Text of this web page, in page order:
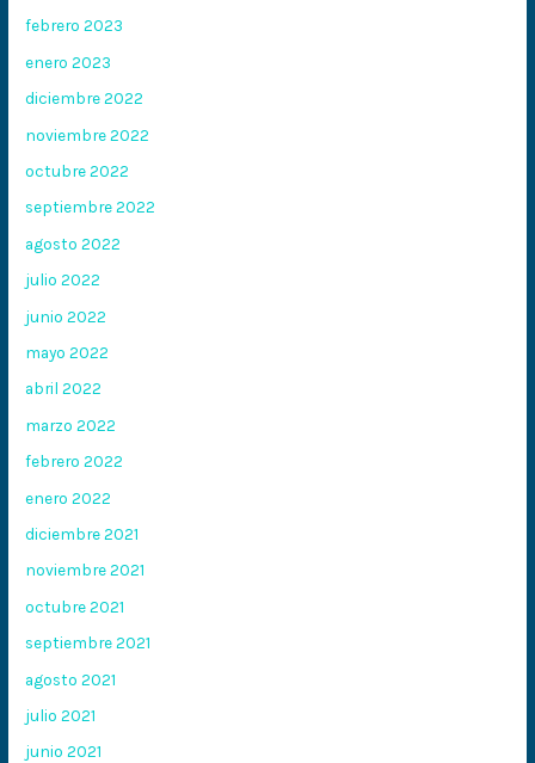
febrero 2023
enero 2023
diciembre 2022
noviembre 2022
octubre 2022
septiembre 2022
agosto 2022
julio 2022
junio 2022
mayo 2022
abril 2022
marzo 2022
febrero 2022
enero 2022
diciembre 2021
noviembre 2021
octubre 2021
septiembre 2021
agosto 2021
julio 2021
junio 2021